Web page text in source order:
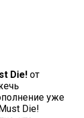
Die! от
уже
Die!